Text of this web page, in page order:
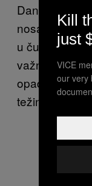
Dan treći:
nosač za
u čučanj
važna. Ako
opada
težinu.)
Kill
just
VICE
our very